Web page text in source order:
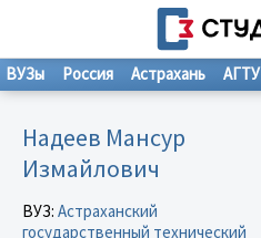
ВУЗы Россия Астрахань АГТУ
Надеев Мансур
Измайлович
ВУЗ: Астраханский
государственный технический